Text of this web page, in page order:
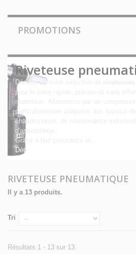
PROMOTIONS
Riveteuse
Découvrez notre sélection de
pour la pose rapide, précise et sans
matériaux. Alimentées par un
particulièrement adaptées aux travaux
chaudronnerie, de maintenance
d'assemblage.
Grâce à leur puissance et...
Détails
RIVETEUSE PNEUMATIQUE
Il y a 13 produits.
Tri
Résultats 1 - 13 sur 13.